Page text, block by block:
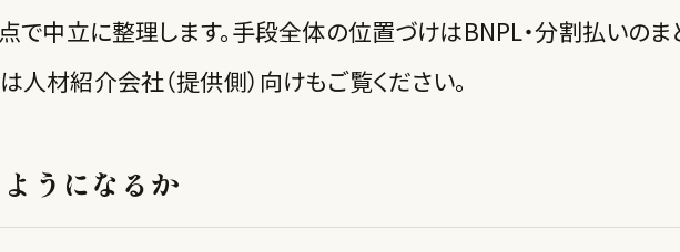
で中立に整理します。手段全体の位置づけはBNPL・分割払いのま
人材紹介会社（提供側）向けもご覧ください。
うになるか